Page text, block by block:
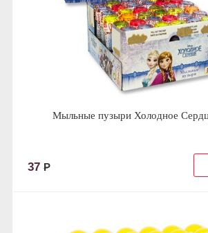
Мыльные пузыри Холодное
37 Р